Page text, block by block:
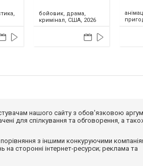
бойовик, драма,
кримінал, США, 2026
США,
нашого сайту з обов'язковою
для спілкування та обговорення, а
з іншими конкуруючими
на сторонні інтернет-ресурси; реклама та